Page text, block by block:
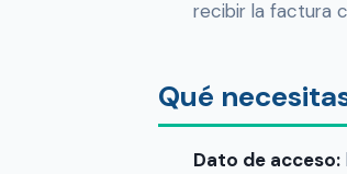
recibir la factura
Qué
Dato de acceso: